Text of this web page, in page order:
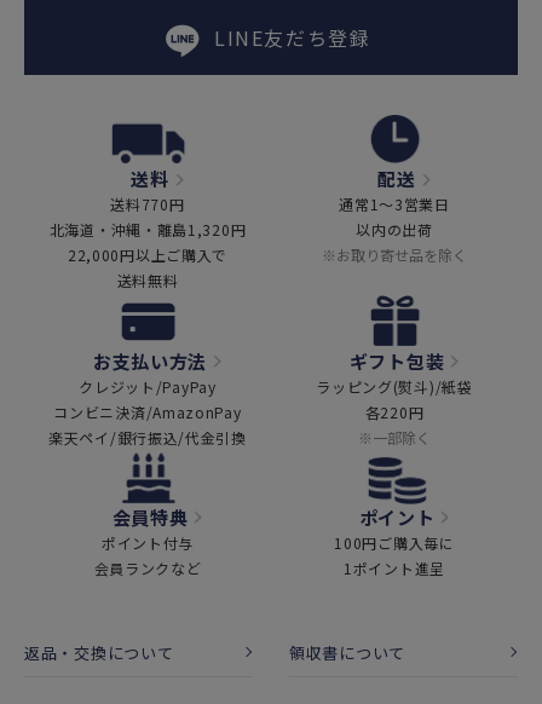
LINE友だち登録
送料
送料770円
北海道・沖縄・離島1,320円
22,000円以上ご購入で
送料無料
配送
通常1～3営業日
以内の出荷
※お取り寄せ品を除く
お支払い方法
クレジット/PayPay
コンビニ決済/AmazonPay
楽天ペイ/銀行振込/代金引換
ギフト包装
ラッピング(熨斗)/紙袋
各220円
※一部除く
会員特典
ポイント付与
会員ランクなど
ポイント
100円ご購入毎に
1ポイント進呈
返品・交換について 領収書について